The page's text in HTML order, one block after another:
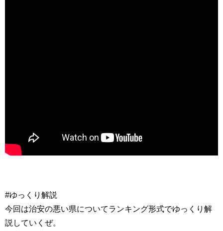
#ゆっくり解説
今回は治安の悪い県についてランキング形式でゆっくり解
説していくぜ。